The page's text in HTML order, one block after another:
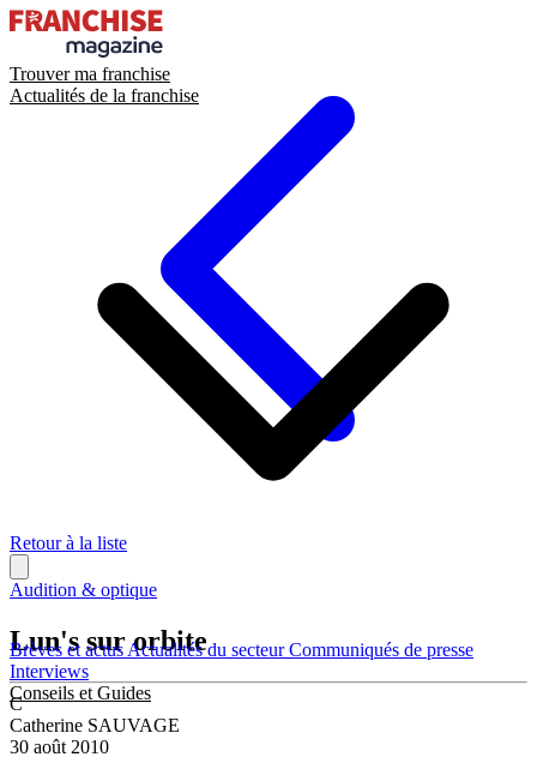
Trouver ma franchise
Actualités de la franchise
Brèves et actus Actualités du secteurCommuniqués de presse
Interviews
Conseils et Guides
Retour à la liste
Audition & optique
Lun's sur orbite
C
Catherine SAUVAGE
30 août 2010